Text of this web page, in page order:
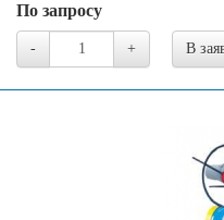
По запросу
- + В